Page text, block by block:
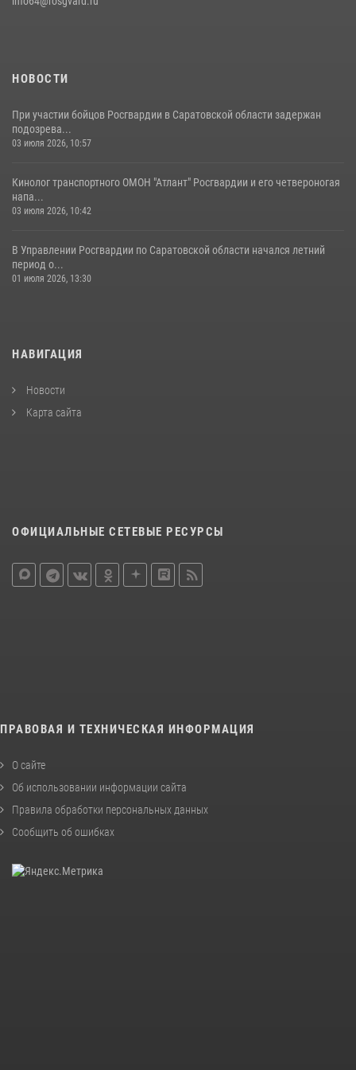
05 августа 2026, 12:55
НОВОСТИ
При участии бойцов Росгвардии в Саратовской области задержан
подозрева...
03 июля 2026, 10:57
Кинолог транспортного ОМОН "Атлант" Росгвардии и его четвероногая
напа...
03 июля 2026, 10:42
В Управлении Росгвардии по Саратовской области начался летний
период о...
01 июля 2026, 13:30
НАВИГАЦИЯ
Новости
Карта сайта
ОФИЦИАЛЬНЫЕ СЕТЕВЫЕ РЕСУРСЫ
ПРАВОВАЯ И ТЕХНИЧЕСКАЯ ИНФОРМАЦИЯ
О сайте
Об использовании информации сайта
Правила обработки персональных данных
Сообщить об ошибках